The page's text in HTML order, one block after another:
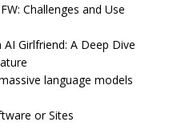
Challenges and Use
Girlfriend: A Deep Dive
language models
or Sites